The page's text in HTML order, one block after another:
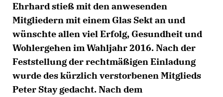
Ehrhard stieß mit den anwesenden
Mitgliedern mit einem Glas Sekt an und
wünschte allen viel Erfolg, Gesundheit und
Wohlergehen im Wahljahr 2016. Nach der
Feststellung der rechtmäßigen Einladung
wurde des kürzlich verstorbenen Mitglieds
Peter Stay gedacht. Nach dem